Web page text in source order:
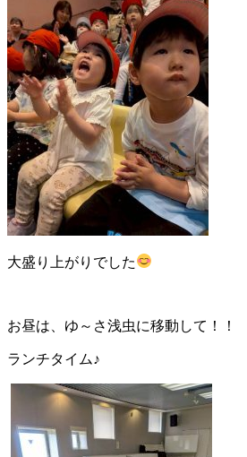
大盛り上がりでした
お昼は、ゆ～さ浅虫に移動して！！
ランチタイム♪